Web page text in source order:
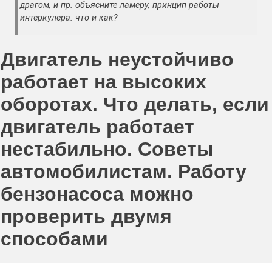
драгом, и пр. объясните ламеру, принцип работы
интеркулера. что и как?
Двигатель неустойчиво
работает на высоких
оборотах. Что делать, если
двигатель работает
нестабильно. Советы
автомобилистам. Работу
бензонасоса можно
проверить двумя
способами